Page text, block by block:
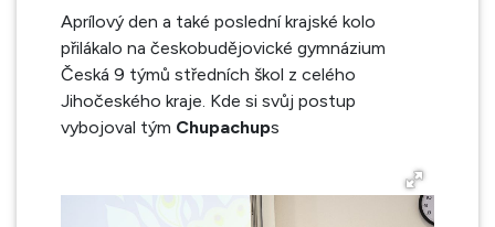
Aprílový den a také poslední krajské kolo
přilákalo na českobudějovické gymnázium
Česká 9 týmů středních škol z celého
Jihočeského kraje. Kde si svůj postup
vybojoval tým Chupachups